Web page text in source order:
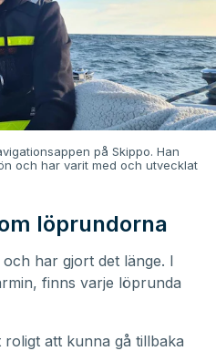
på Skippo. Han
och har varit med och utvecklat
löprundorna
har gjort det länge. I
finns varje löprunda
att kunna gå tillbaka